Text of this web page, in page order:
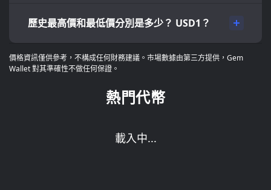
歷史最高價和最低價分別是多少？ USD1？
價格資訊僅供參考，不構成任何財務建議。市場數據由第三方提供，Gem
Wallet 對其準確性不做任何保證。
熱門代幣
載入中...